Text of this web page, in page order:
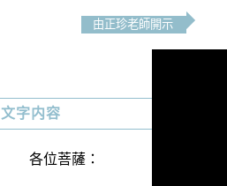
由正珍老師開示
文字内容
各位菩薩：